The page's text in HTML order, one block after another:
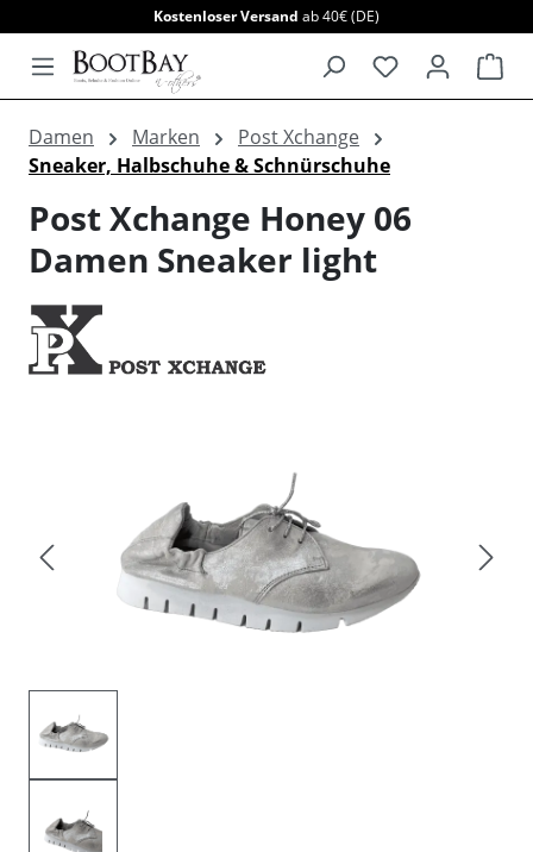
Kostenloser Versand ab 40€ (DE)
Damen Marken
Post Xchange
Sneaker, Halbschuhe & Schnürschuhe
Post Xchange Honey 06
Damen Sneaker light